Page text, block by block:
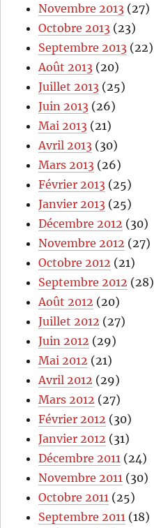
Novembre 2013 (27)
Octobre 2013 (23)
Septembre 2013 (22)
Août 2013 (20)
Juillet 2013 (25)
Juin 2013 (26)
Mai 2013 (21)
Avril 2013 (30)
Mars 2013 (26)
Février 2013 (25)
Janvier 2013 (25)
Décembre 2012 (30)
Novembre 2012 (27)
Octobre 2012 (21)
Septembre 2012 (28)
Août 2012 (20)
Juillet 2012 (27)
Juin 2012 (29)
Mai 2012 (21)
Avril 2012 (29)
Mars 2012 (27)
Février 2012 (30)
Janvier 2012 (31)
Décembre 2011 (24)
Novembre 2011 (30)
Octobre 2011 (25)
Septembre 2011 (18)